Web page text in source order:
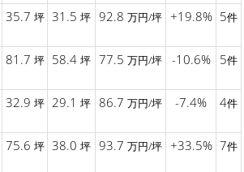
35.7 坪 31.5 坪 92.8 万円/坪 +19.8% 5件
81.7 坪 58.4 坪 77.5 万円/坪 -10.6% 5件
32.9 坪 29.1 坪 86.7 万円/坪 -7.4% 4件
75.6 坪 38.0 坪 93.7 万円/坪 +33.5% 7件